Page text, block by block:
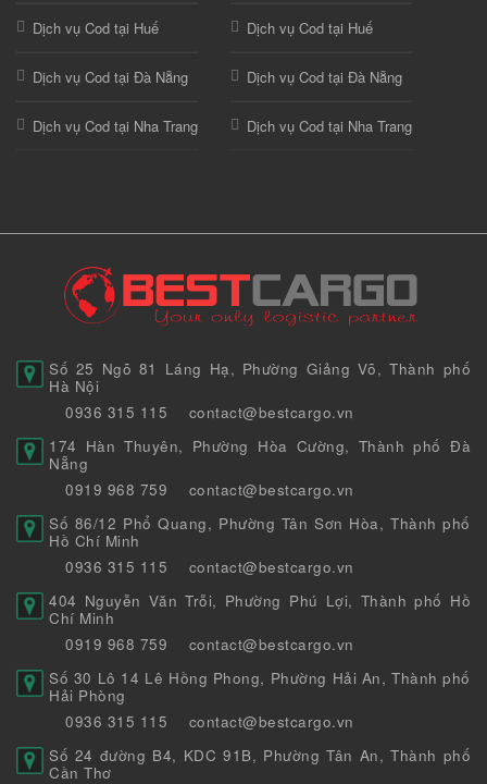
Dịch vụ Cod tại Huế
Dịch vụ Cod tại Đà Nẵng
Dịch vụ Cod tại Nha Trang
Dịch vụ Cod tại Huế
Dịch vụ Cod tại Đà Nẵng
Dịch vụ Cod tại Nha Trang
Số 25 Ngõ 81 Láng Hạ, Phường Giảng Võ, Thành phố
Hà Nội
0936 315 115
contact@bestcargo.vn
174 Hàn Thuyên, Phường Hòa Cường, Thành phố Đà
Nẵng
0919 968 759
contact@bestcargo.vn
Số 86/12 Phổ Quang, Phường Tân Sơn Hòa, Thành phố
Hồ Chí Minh
0936 315 115
contact@bestcargo.vn
404 Nguyễn Văn Trỗi, Phường Phú Lợi, Thành phố Hồ
Chí Minh
0919 968 759
contact@bestcargo.vn
Số 30 Lô 14 Lê Hồng Phong, Phường Hải An, Thành phố
Hải Phòng
0936 315 115
contact@bestcargo.vn
Số 24 đường B4, KDC 91B, Phường Tân An, Thành phố
Cần Thơ